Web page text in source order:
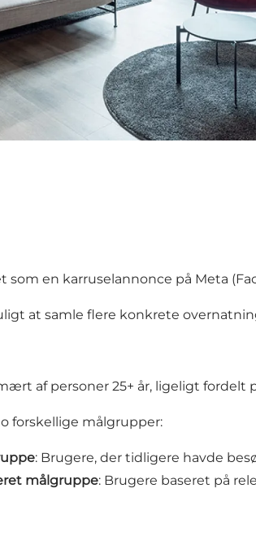
som en karruselannonce på Meta
at samle flere konkrete
af personer 25+ år, ligeligt fordelt
forskellige målgrupper:
: Brugere, der tidligere havde
målgruppe: Brugere baseret på